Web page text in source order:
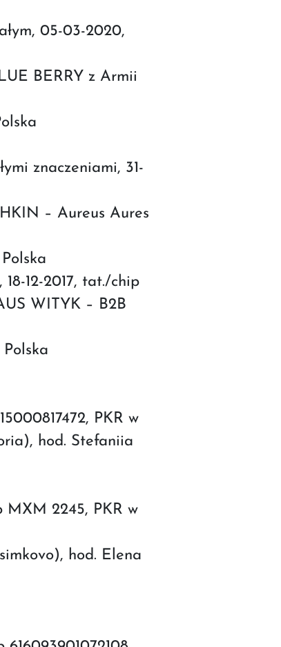
05-03-2020,
BERRY z Armii
znaczeniami, 31-
– Aureus Aures
12-2017, tat./chip
WITYK – B2B
PKR w
hod. Stefaniia
MXM 2245, PKR w
hod. Elena